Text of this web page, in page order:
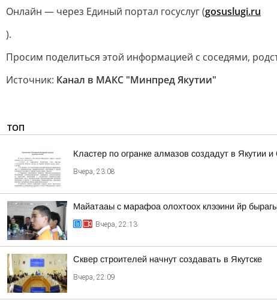
Онлайн — через Единый портал госуслуг (gosuslugi.ru
).
Просим поделиться этой информацией с соседями,
Источник: Канал в МАКС "Минпред Якутии"
ТОП
Кластер по огранке алмазов создадут в Якутии
Вчера, 23:08
Майатааы с марафоа олохтоох клээини йр
Вчера, 22:13
Сквер строителей начнут создавать в Якутске
Вчера, 22:09